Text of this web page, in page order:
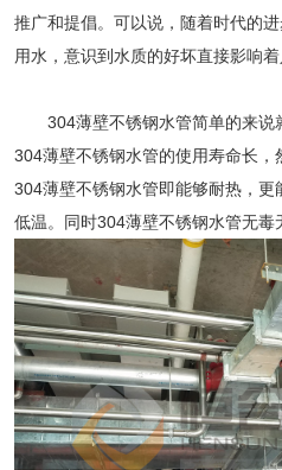
推广和提倡。可以说，随着时代的
用水，意识到水质的好坏直接影响着
304薄壁不锈钢水管简单的来说
304薄壁不锈钢水管的使用寿命长，
304薄壁不锈钢水管即能够耐热，更
低温。同时304薄壁不锈钢水管无毒